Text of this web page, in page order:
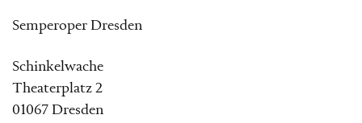
Semperoper Dresden
Schinkelwache
Theaterplatz 2
01067 Dresden